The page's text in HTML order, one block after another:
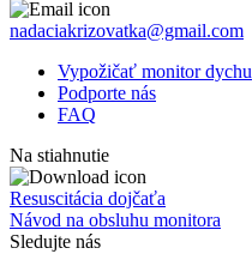
nadaciakrizovatka@gmail.com
Vypožičať monitor dychu
Podporte nás
FAQ
Na stiahnutie
Resuscitácia dojčaťa
Návod na obsluhu monitora
Sledujte nás